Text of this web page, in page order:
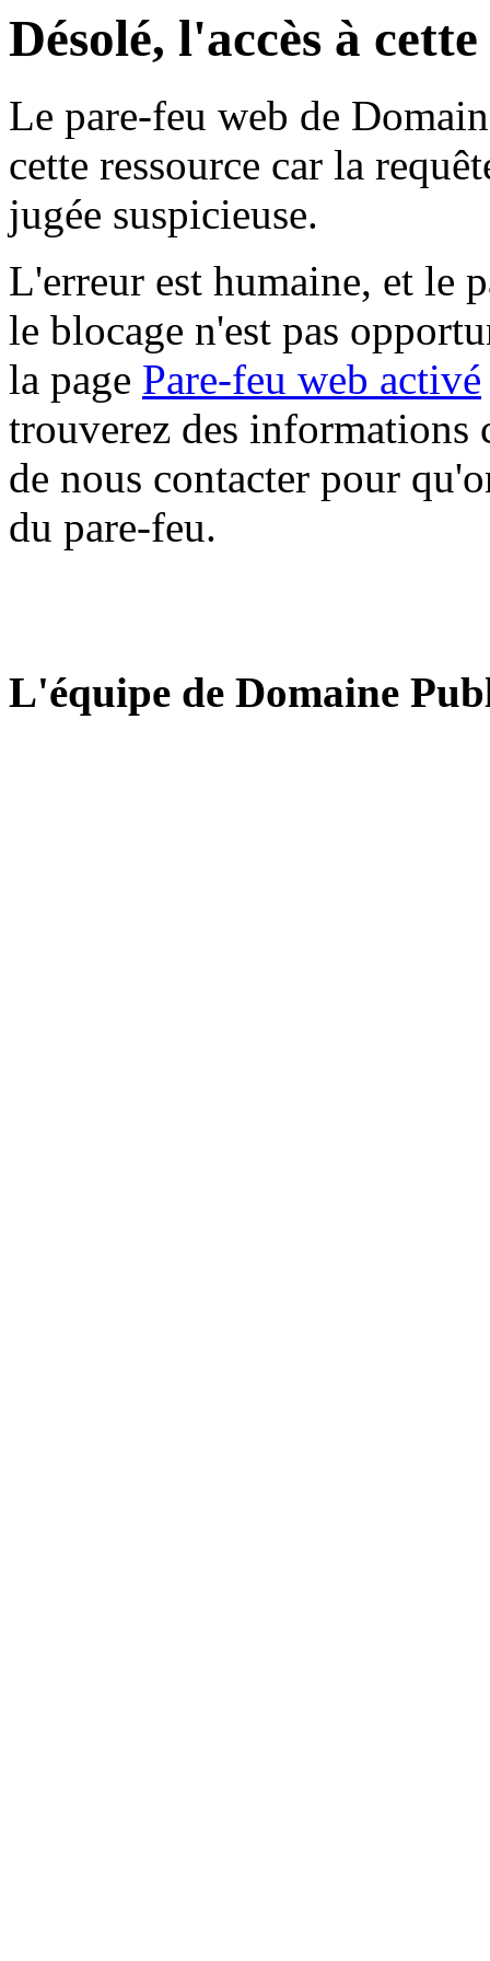
Désolé, l'accès à
Le pare-feu web de
cette ressource car la
jugée suspicieuse.
L'erreur est humaine, et le
le blocage n'est pas
la page Pare-feu web activé
trouverez des informations
de nous contacter pour
du pare-feu.
L'équipe de Domaine